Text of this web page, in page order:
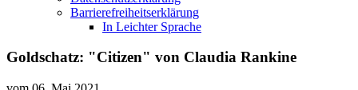
Barrierefreiheitserklärung
In Leichter Sprache
Goldschatz: "Citizen" von Claudia Rankine